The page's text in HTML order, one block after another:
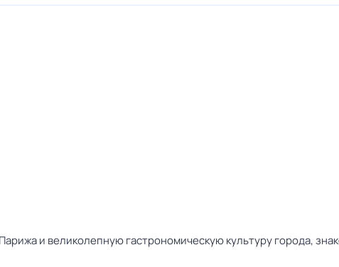
и великолепную гастрономическую культуру города,